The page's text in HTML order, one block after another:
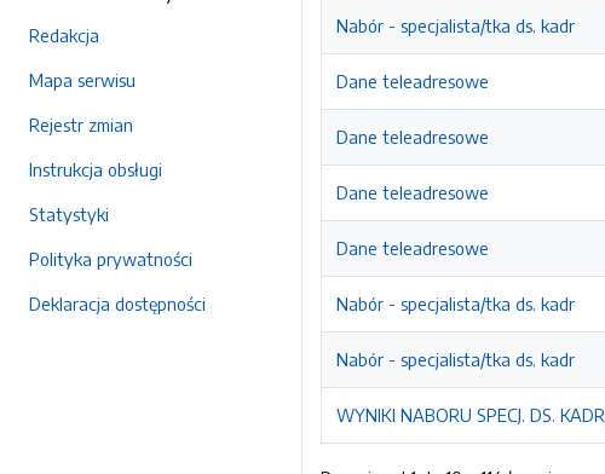
Redakcja
Mapa serwisu
Rejestr zmian
Instrukcja obsługi
Statystyki
Polityka prywatności
Deklaracja dostępności
Nabór - specjalista/tka ds. kadr
Dane teleadresowe
Dane teleadresowe
Dane teleadresowe
Dane teleadresowe
Nabór - specjalista/tka ds. kadr
Nabór - specjalista/tka ds. kadr
WYNIKI NABORU SPECJ. DS. KADR